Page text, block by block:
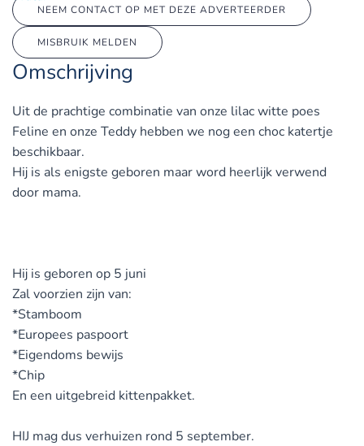
NEEM CONTACT OP MET DEZE ADVERTEERDER
MISBRUIK MELDEN
Omschrijving
Uit de prachtige combinatie van onze lilac witte poes
Feline en onze Teddy hebben we nog een choc katertje
beschikbaar.
Hij is als enigste geboren maar word heerlijk verwend
door mama.
Hij is geboren op 5 juni
Zal voorzien zijn van:
*Stamboom
*Europees paspoort
*Eigendoms bewijs
*Chip
En een uitgebreid kittenpakket.
HIJ mag dus verhuizen rond 5 september.